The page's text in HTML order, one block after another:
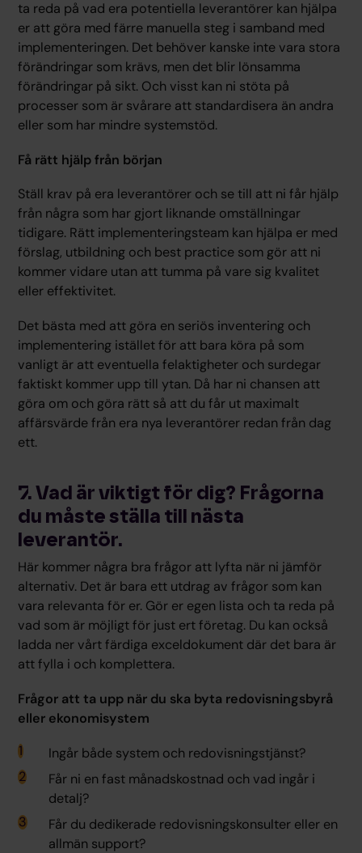
ta reda på vad era potentiella leverantörer kan hjälpa
er att göra med färre manuella steg i samband med
implementeringen. Det behöver kanske inte vara stora
förändringar som krävs, men det blir lönsamma
förändringar på sikt. Och visst kan ni stöta på
processer som är svårare att standardisera än andra
eller som har mindre systemstöd.
Få rätt hjälp från början
Ställ krav på era leverantörer och se till att ni får hjälp
från några som har gjort liknande omställningar
tidigare. Rätt implementeringsteam kan hjälpa er med
förslag, utbildning och best practice som gör att ni
kommer vidare utan att tumma på vare sig kvalitet
eller effektivitet.
Det bästa med att göra en seriös inventering och
implementering istället för att bara köra på som
vanligt är att eventuella felaktigheter och surdegar
faktiskt kommer upp till ytan. Då har ni chansen att
göra om och göra rätt så att du får ut maximalt
affärsvärde från era nya leverantörer redan från dag
ett.
7. Vad är viktigt för dig? Frågorna
du måste ställa till nästa
leverantör.
Här kommer några bra frågor att lyfta när ni jämför
alternativ. Det är bara ett utdrag av frågor som kan
vara relevanta för er. Gör er egen lista och ta reda på
vad som är möjligt för just ert företag. Du kan också
ladda ner vårt färdiga exceldokument där det bara är
att fylla i och komplettera.
Frågor att ta upp när du ska byta redovisningsbyrå
eller ekonomisystem
Ingår både system och redovisningstjänst?
Får ni en fast månadskostnad och vad ingår i
detalj?
Får du dedikerade redovisningskonsulter eller en
allmän support?